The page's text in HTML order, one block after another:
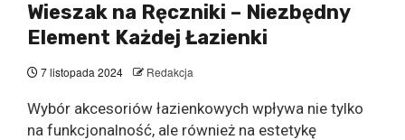
Wieszak na Ręczniki – Niezbędny
Element Każdej Łazienki
7 listopada 2024 Redakcja
Wybór akcesoriów łazienkowych wpływa nie tylko
na funkcjonalność, ale również na estetykę